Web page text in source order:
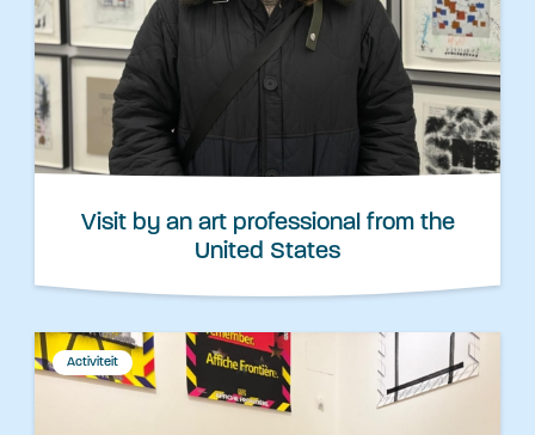
Visit by an art professional from the
United States
Activiteit